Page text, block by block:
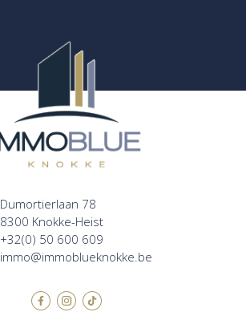
Dumortierlaan 78
8300 Knokke-Heist
+32(0) 50 600 609
immo@immoblueknokke.be